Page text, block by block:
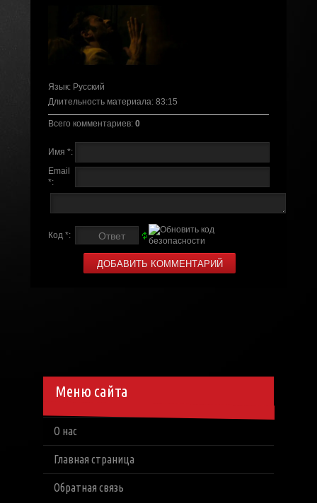
Язык: Русский
Длительность материала: 83:15
Всего комментариев: 0
Имя *:
Email
*:
Код *:
Меню сайта
О нас
Главная страница
Обратная связь